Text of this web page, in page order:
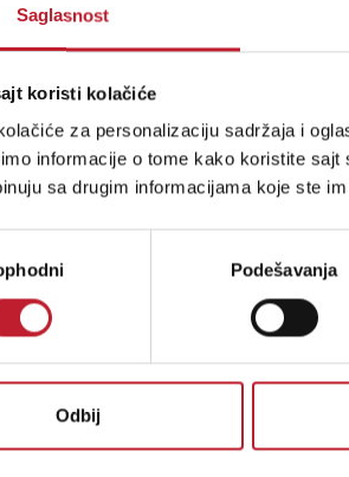
Saglasnost
koristi kolačiće
za personalizaciju sadržaja i
informacije o tome kako koristite
sa drugim informacijama koje ste
Podešavanja
Odbij
pojacala/denon-pma-600ne-silver---integrisano-
Policu/Stalak
zvucnici/polk-audio-sig-elite-es15-white-
NAS!
novitetima i popustima, prijavite se na naš